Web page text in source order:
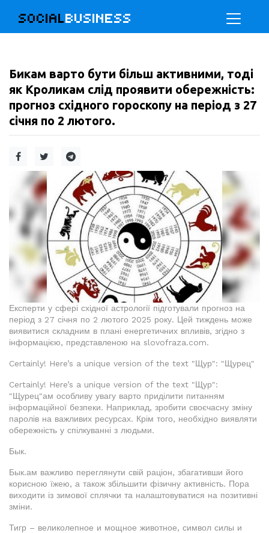
SOCIALBUSINESS
Бикам варто бути більш активними, тоді
як Кроликам слід проявити обережність:
прогноз східного гороскопу на період з 27
січня по 2 лютого.
Експерти у сфері східної астрології підготували прогноз на
період з 27 січня по 2 лютого 2025 року. Цей тиждень може
виявитися складним в плані енергетичних впливів, згідно з
інформацією, представленою на slovofraza.com.
Certainly! Here’s a unique version of the text "Щур": "Щурец"
Certainly! Here’s a unique version of the text "Щур":
"Щурец"ам особливу увагу варто приділити питанням
інформаційної безпеки. Наприклад, зробити своєчасну зміну
паролів на важливих ресурсах. Крім того, необхідно виявляти
обережність у спілкуванні з людьми.
Бык.
Бык.ам важливо переглянути свій раціон, збагативши його
корисною їжею, а також збільшити фізичну активність. Пора
виходити із зимової сплячки та налаштовуватися на позитивні
зміни.
Тигр – великолепное и мощное животное, символ силы и